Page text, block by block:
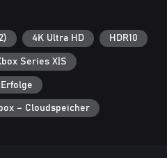
4K Ultra HD HDR10
Series X|S
– Cloudspeicher